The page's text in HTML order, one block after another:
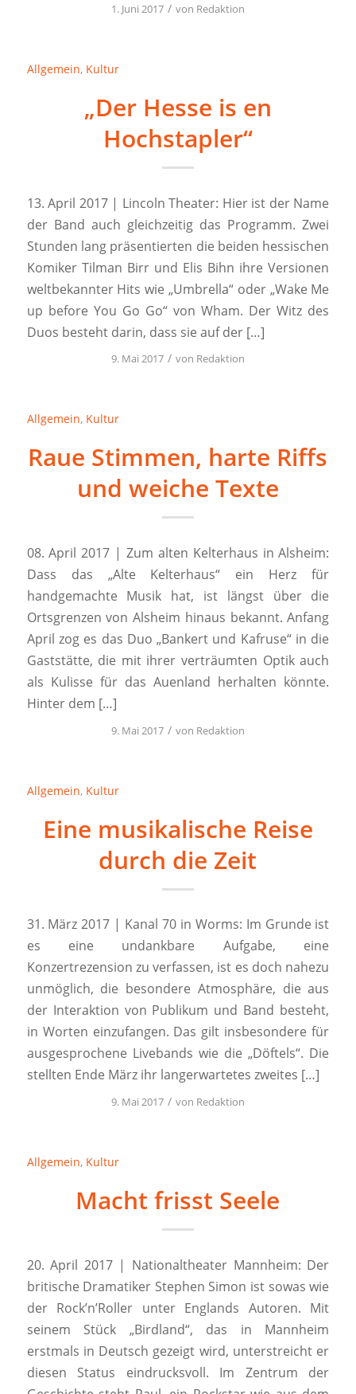
1. Juni 2017 / von Redaktion
Allgemein, Kultur
„Der Hesse is en
Hochstapler“
13. April 2017 | Lincoln Theater: Hier ist der Name
der Band auch gleichzeitig das Programm. Zwei
Stunden lang präsentierten die beiden hessischen
Komiker Tilman Birr und Elis Bihn ihre Versionen
weltbekannter Hits wie „Umbrella“ oder „Wake Me
up before You Go Go“ von Wham. Der Witz des
Duos besteht darin, dass sie auf der […]
9. Mai 2017 / von Redaktion
Allgemein, Kultur
Raue Stimmen, harte Riffs
und weiche Texte
08. April 2017 | Zum alten Kelterhaus in Alsheim:
Dass das „Alte Kelterhaus“ ein Herz für
handgemachte Musik hat, ist längst über die
Ortsgrenzen von Alsheim hinaus bekannt. Anfang
April zog es das Duo „Bankert und Kafruse“ in die
Gaststätte, die mit ihrer verträumten Optik auch
als Kulisse für das Auenland herhalten könnte.
Hinter dem […]
9. Mai 2017 / von Redaktion
Allgemein, Kultur
Eine musikalische Reise
durch die Zeit
31. März 2017 | Kanal 70 in Worms: Im Grunde ist
es eine undankbare Aufgabe, eine
Konzertrezension zu verfassen, ist es doch nahezu
unmöglich, die besondere Atmosphäre, die aus
der Interaktion von Publikum und Band besteht,
in Worten einzufangen. Das gilt insbesondere für
ausgesprochene Livebands wie die „Döftels“. Die
stellten Ende März ihr langerwartetes zweites […]
9. Mai 2017 / von Redaktion
Allgemein, Kultur
Macht frisst Seele
20. April 2017 | Nationaltheater Mannheim: Der
britische Dramatiker Stephen Simon ist sowas wie
der Rock’n’Roller unter Englands Autoren. Mit
seinem Stück „Birdland“, das in Mannheim
erstmals in Deutsch gezeigt wird, unterstreicht er
diesen Status eindrucksvoll. Im Zentrum der